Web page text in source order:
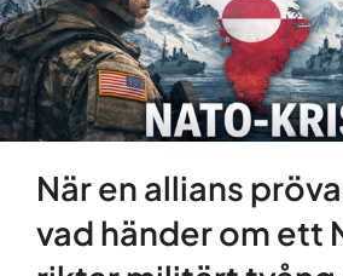
När en allians
vad händer om ett